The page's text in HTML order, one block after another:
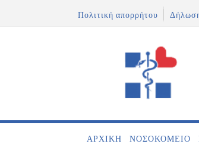
Πολιτική απορρήτου
ΑΡΧΙΚΉ ΝΟΣΟΚΟΜΕΊΟ